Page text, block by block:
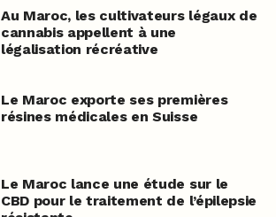
Au Maroc, les cultivateurs légaux de
cannabis appellent à une
légalisation récréative
Le Maroc exporte ses premières
résines médicales en Suisse
Le Maroc lance une étude sur le
CBD pour le traitement de l’épilepsie